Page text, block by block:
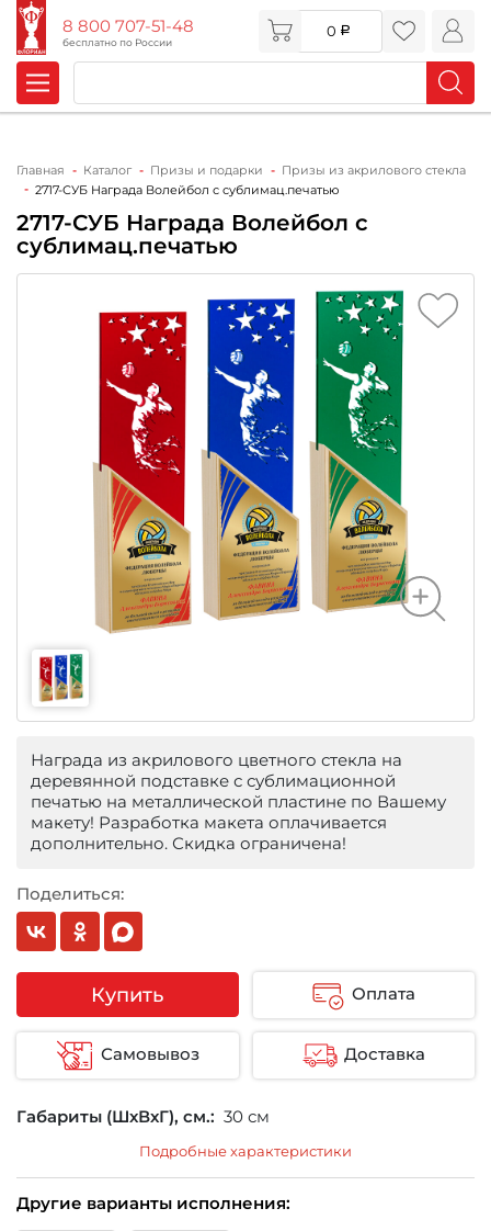
8 800 707-51-48
бесплатно по России
0
Главная Каталог Призы и подарки
Призы из акрилового стекла
2717-СУБ Награда Волейбол с сублимац.печатью
2717-СУБ Награда Волейбол с
сублимац.печатью
Награда из акрилового цветного стекла на
деревянной подставке с сублимационной
печатью на металлической пластине по Вашему
макету! Разработка макета оплачивается
дополнительно. Скидка ограничена!
Поделиться:
Купить Оплата
Самовывоз Доставка
Габариты (ШхВхГ), см.: 30 см
Подробные характеристики
Другие варианты исполнения: